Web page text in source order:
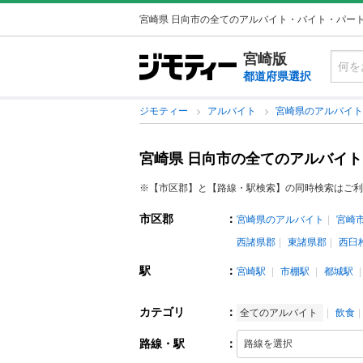
宮崎県 日向市の全てのアルバイト・バイト・パー
宮崎版
都道府県選択
ジモティー アルバイト 宮崎県のアルバイ
宮崎県 日向市の全てのアルバイ
※【市区郡】と【路線・駅検索】の同時検索はご
市区郡 ： 宮崎県のアルバイト
宮崎
西諸県郡
東諸県郡 西臼
駅 ： 宮崎駅 市棚駅 都城駅
カテゴリ ： 全てのアルバイト 飲食
路線・駅 ：